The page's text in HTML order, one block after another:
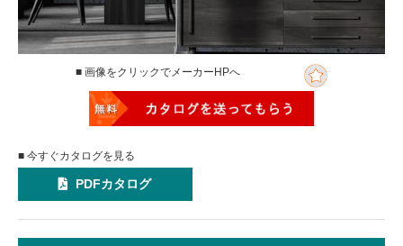
■ 画像をクリックでメーカーHPへ
■ 今すぐカタログを見る
PDFカタログ